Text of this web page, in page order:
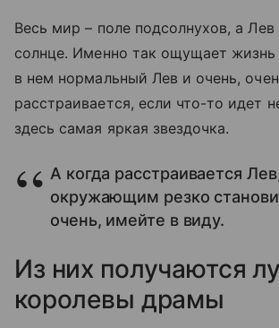
Весь мир – поле подсолнухов, а Лев
солнце. Именно так ощущает
в нем нормальный Лев и очень,
расстраивается, если что-то идет
здесь самая яркая звездочка.
А когда расстраивается
окружающим резко
очень, имейте в виду.
Из них получаются
королевы драмы